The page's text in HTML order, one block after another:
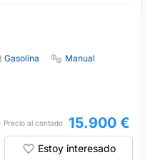
Gasolina
Manual
Precio al contado 15.900 €
Estoy interesado